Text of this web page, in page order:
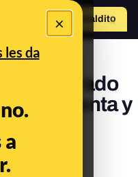
×
les da
a
Hazte Maldito
comprado
fraudulenta y
a